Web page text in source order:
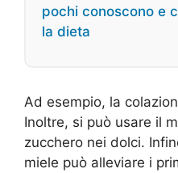
pochi conoscono e
la dieta
Ad esempio, la
Inoltre, si può usare il
zucchero nei dolci.
miele può alleviare i